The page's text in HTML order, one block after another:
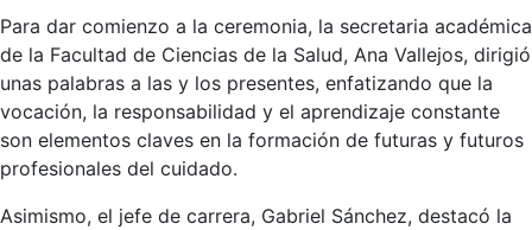
Para dar comienzo a la ceremonia, la secretaria académica
de la Facultad de Ciencias de la Salud, Ana Vallejos, dirigió
unas palabras a las y los presentes, enfatizando que la
vocación, la responsabilidad y el aprendizaje constante
son elementos claves en la formación de futuras y futuros
profesionales del cuidado.
Asimismo, el jefe de carrera, Gabriel Sánchez, destacó la